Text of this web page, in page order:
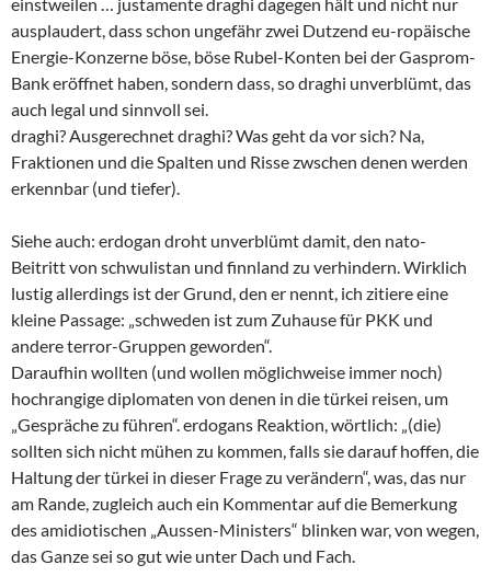
ausplaudert, dass schon ungefähr zwei Dutzend eu-ropäische
Energie-Konzerne böse, böse Rubel-Konten bei der Gasprom-
Bank eröffnet haben, sondern dass, so draghi unverblümt, das
auch legal und sinnvoll sei.
draghi? Ausgerechnet draghi? Was geht da vor sich? Na,
Fraktionen und die Spalten und Risse zwschen denen werden
erkennbar (und tiefer).
Siehe auch: erdogan droht unverblümt damit, den nato-
Beitritt von schwulistan und finnland zu verhindern. Wirklich
lustig allerdings ist der Grund, den er nennt, ich zitiere eine
kleine Passage: „schweden ist zum Zuhause für PKK und
andere terror-Gruppen geworden“.
Daraufhin wollten (und wollen möglichweise immer noch)
hochrangige diplomaten von denen in die türkei reisen, um
„Gespräche zu führen“. erdogans Reaktion, wörtlich: „(die)
sollten sich nicht mühen zu kommen, falls sie darauf hoffen, die
Haltung der türkei in dieser Frage zu verändern“, was, das nur
am Rande, zugleich auch ein Kommentar auf die Bemerkung
des amidiotischen „Aussen-Ministers“ blinken war, von wegen,
das Ganze sei so gut wie unter Dach und Fach.